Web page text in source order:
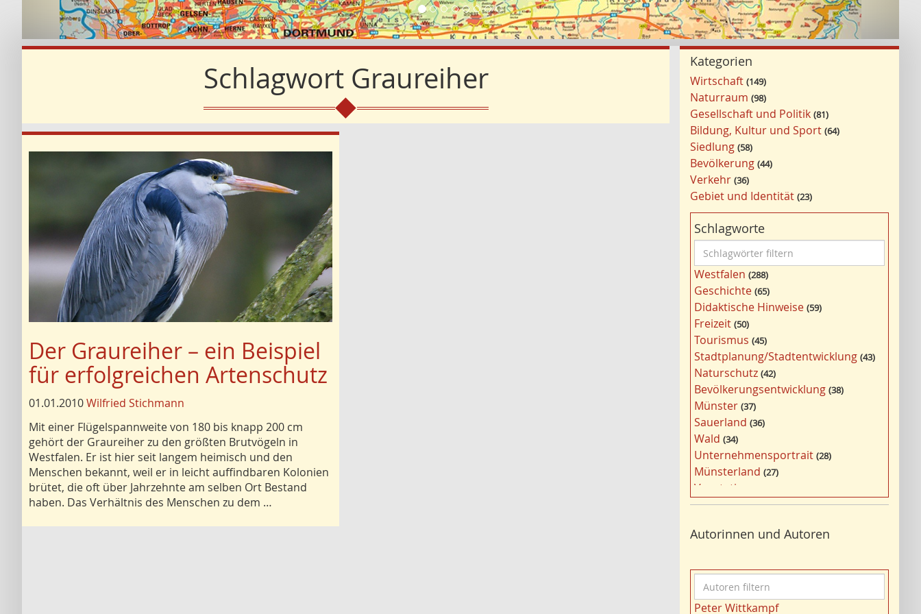
SchlagwortGraureiher
Der Graureiher – ein Beispiel
für erfolgreichen Artenschutz
01.01.2010Wilfried Stichmann
Mit einer Flügelspannweite von 180 bis knapp 200 cm
gehört der Graureiher zu den größten Brutvögeln in
Westfalen. Er ist hier seit langem heimisch und den
Menschen bekannt, weil er in leicht auffindbaren Kolonien
brütet, die oft über Jahrzehnte am selben Ort Bestand
haben. Das Verhältnis des Menschen zu dem …
Kategorien
Wirtschaft 149
Naturraum 98
Gesellschaft und Politik 81
Bildung, Kultur und Sport 64
Siedlung 58
Bevölkerung 44
Verkehr 36
Gebiet und Identität 23
Schlagworte
c
h
l
a
g
w
ö
r
t
e
r
f
i
l
t
r
n
Westfalen 288
Geschichte 65
Didaktische Hinweise 59
Freizeit 50
Tourismus 45
Stadtplanung/Stadtentwicklung 43
Naturschutz 42
Bevölkerungsentwicklung 38
Münster 37
Sauerland 36
Wald 34
Unternehmensportrait 28
Münsterland 27
Vegetation
Nordrhein-Westfalen 25
Bergbau 24
Kultur 22
Gewässer 21
Kulturlandschaft 21
Autorinnen und Autoren
u
Peter Wittkampf